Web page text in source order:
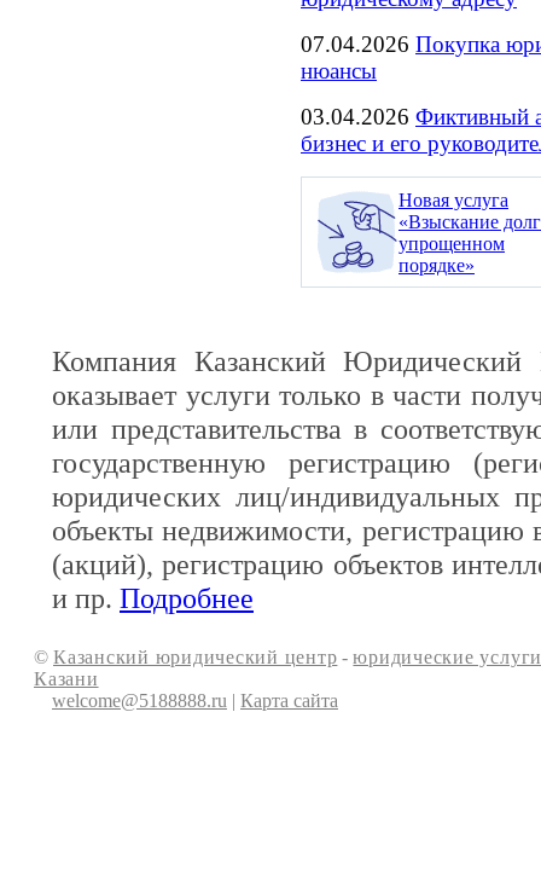
07.04.2026 Покупка
нюансы
03.04.2026 Фиктивный
бизнес и его
Новая услуга
«Взыскание
упрощенном
порядке»
Компания Казанский Юридический
оказывает услуги только в части
или представительства в
государственную регистрацию
юридических лиц/индивидуальных
объекты недвижимости, регистрацию
(акций), регистрацию объектов
и пр. Подробнее
© Казанский юридический центр -юридические
Казани
welcome@5188888.ru | Карта сайта